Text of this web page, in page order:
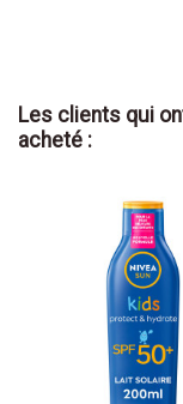
Les clients qui
acheté :